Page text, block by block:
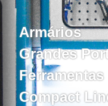
Armários
Grandes
Ferramentas
Compact